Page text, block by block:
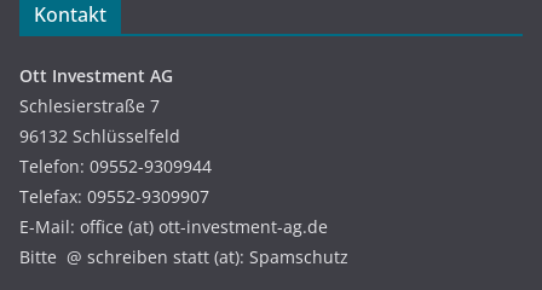
Kontakt
Ott Investment AG
Schlesierstraße 7
96132 Schlüsselfeld
Telefon: 09552-9309944
Telefax: 09552-9309907
E-Mail: office (at) ott-investment-ag.de
Bitte @ schreiben statt (at): Spamschutz